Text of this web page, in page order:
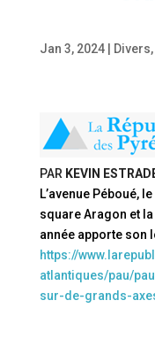
Jan 3, 2024| Divers,
PAR KEVIN
L’avenue Péboué,
square Aragon et
année apporte son
https://
atlantiques/pau/
sur-de-grands-